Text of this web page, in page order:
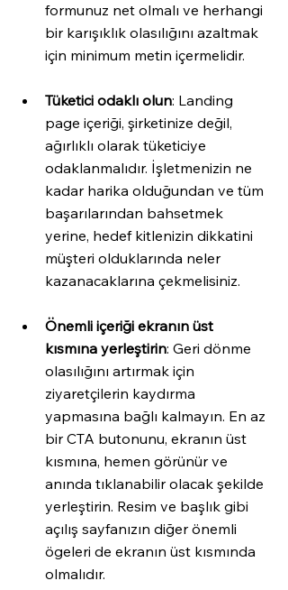
formunuz net olmalı ve herhangi
bir karışıklık olasılığını azaltmak
için minimum metin içermelidir.
Tüketici odaklı olun: Landing
page içeriği, şirketinize değil,
ağırlıklı olarak tüketiciye
odaklanmalıdır. İşletmenizin ne
kadar harika olduğundan ve tüm
başarılarından bahsetmek
yerine, hedef kitlenizin dikkatini
müşteri olduklarında neler
kazanacaklarına çekmelisiniz.
Önemli içeriği ekranın üst
kısmına yerleştirin: Geri dönme
olasılığını artırmak için
ziyaretçilerin kaydırma
yapmasına bağlı kalmayın. En az
bir CTA butonunu, ekranın üst
kısmına, hemen görünür ve
anında tıklanabilir olacak şekilde
yerleştirin. Resim ve başlık gibi
açılış sayfanızın diğer önemli
ögeleri de ekranın üst kısmında
olmalıdır.